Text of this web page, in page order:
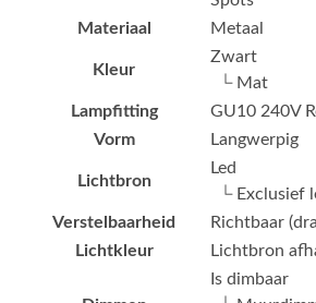
Materiaal
Metaal
Kleur
Zwart
└ Mat
Lampfitting
GU10 240V
Vorm
Langwerpig
Lichtbron
Led
└ Exclusief
Verstelbaarheid
Richtbaar
Lichtkleur
Lichtbron
Is dimbaar